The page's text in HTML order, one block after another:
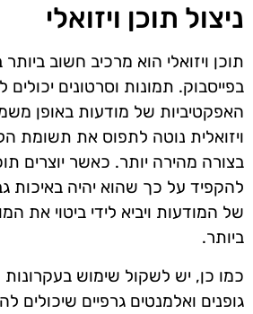
ניצול תוכן ויזואלי
תוכן ויזואלי הוא מרכיב חשוב
בפייסבוק. תמונות וסרטונים
האפקטיביות של מודעות באופן
ויזואלית נוטה לתפוס את תשומת
בצורה מהירה יותר. כאשר יוצרים
להקפיד על כך שהוא יהיה באיכות
של המודעות ויביא לידי ביטוי את
ביותר.
כמו כן, יש לשקול שימוש בעקרונות
גופנים ואלמנטים גרפיים שיכולים